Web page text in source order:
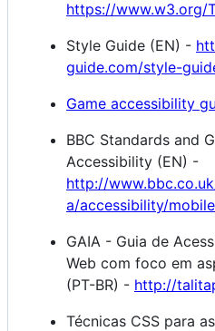
https://www.w3.org/
Style Guide (EN) -
guide.com/style-
Game accessibility
BBC Standards and
Accessibility (EN) -
http://
a/accessibility/mobile
GAIA - Guia de
Web com foco em
(PT-BR) - http://
Técnicas CSS para